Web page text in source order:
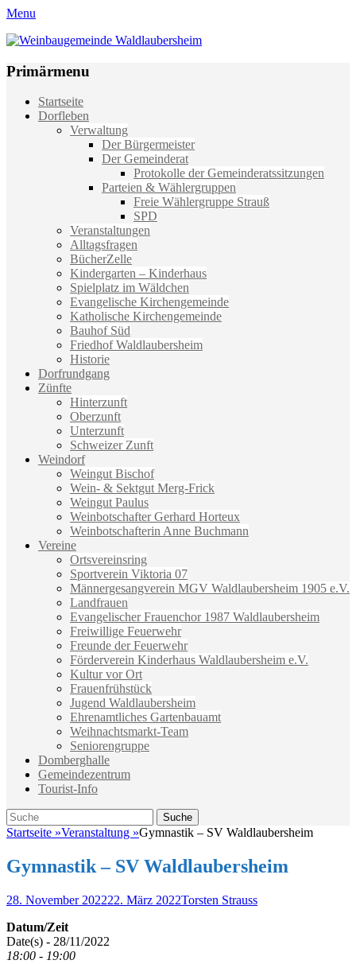
Menu
Weinbaugemeinde Waldlaubersheim
Primärmenu
Weiter
zum
Startseite
Dorfleben
Verwaltung
Der Bürgermeister
Der Gemeinderat
Protokolle der Gemeinderatssitzungen
Parteien & Wählergruppen
Freie Wählergruppe Strauß
SPD
Veranstaltungen
Alltagsfragen
BücherZelle
Kindergarten – Kinderhaus
Spielplatz im Wäldchen
Evangelische Kirchengemeinde
Katholische Kirchengemeinde
Bauhof Süd
Friedhof Waldlaubersheim
Historie
Dorfrundgang
Zünfte
Hinterzunft
Oberzunft
Unterzunft
Schweizer Zunft
Weindorf
Weingut Bischof
Wein- & Sektgut Merg-Frick
Weingut Paulus
Weinbotschafter Gerhard Horteux
Weinbotschafterin Anne Buchmann
Vereine
Ortsvereinsring
Sportverein Viktoria 07
Männergesangverein MGV Waldlaubersheim 1905 e.V.
Landfrauen
Evangelischer Frauenchor 1987 Waldlaubersheim
Freiwillige Feuerwehr
Freunde der Feuerwehr
Förderverein Kinderhaus Waldlaubersheim e.V.
Kultur vor Ort
Frauenfrühstück
Jugend Waldlaubersheim
Ehrenamtliches Gartenbauamt
Weihnachtsmarkt-Team
Seniorengruppe
Domberghalle
Gemeindezentrum
Tourist-Info
Suche
Suche
nach:
Startseite »Veranstaltung »Gymnastik – SV Waldlaubersheim
Gymnastik – SV Waldlaubersheim
Veröffentlicht
28. November 202222. März 2022Autor
Torsten Strauss
Datum/Zeit
Date(s) - 28/11/2022
18:00 - 19:00